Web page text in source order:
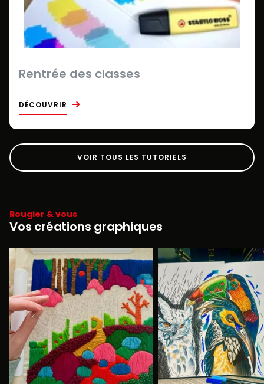
Rentrée des classes
DÉCOUVRIR
VOIR TOUS LES TUTORIELS
Rougier & vous
Vos créations graphiques